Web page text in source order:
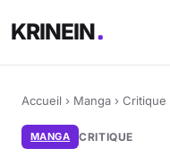
KRINEIN
Accueil › Manga › Critique
MANGA CRITIQUE